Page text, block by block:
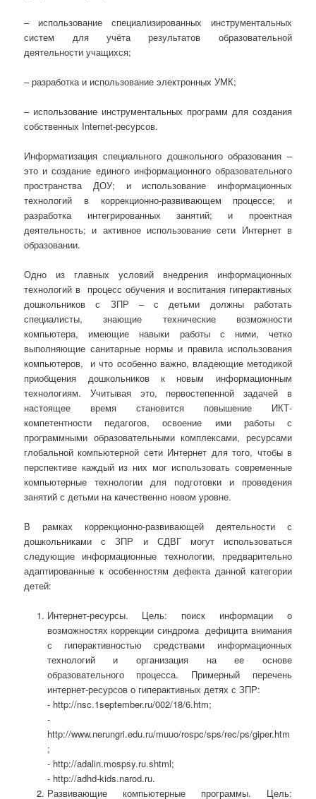
– использование специализированных инструментальных
систем для учёта результатов образовательной
деятельности учащихся;
– разработка и использование электронных УМК;
– использование инструментальных программ для создания
собственных Internet-ресурсов.
Информатизация специального дошкольного образования –
это и создание единого информационного образовательного
пространства ДОУ; и использование информационных
технологий в коррекционно-развивающем процессе; и
разработка интегрированных занятий; и проектная
деятельность; и активное использование сети Интернет в
образовании.
Одно из главных условий внедрения информационных
технологий в процесс обучения и воспитания гиперактивных
дошкольников с ЗПР – с детьми должны работать
специалисты, знающие технические возможности
компьютера, имеющие навыки работы с ними, четко
выполняющие санитарные нормы и правила использования
компьютеров, и что особенно важно, владеющие методикой
приобщения дошкольников к новым информационным
технологиям. Учитывая это, первостепенной задачей в
настоящее время становится повышение ИКТ-
компетентности педагогов, освоение ими работы с
программными образовательными комплексами, ресурсами
глобальной компьютерной сети Интернет для того, чтобы в
перспективе каждый из них мог использовать современные
компьютерные технологии для подготовки и проведения
занятий с детьми на качественно новом уровне.
В рамках коррекционно-развивающей деятельности с
дошкольниками с ЗПР и СДВГ могут использоваться
следующие информационные технологии, предварительно
адаптированные к особенностям дефекта данной категории
детей:
Интернет-ресурсы. Цель: поиск информации о
возможностях коррекции синдрома дефицита внимания
с гиперактивностью средствами информационных
технологий и организация на ее основе
образовательного процесса. Примерный перечень
интернет-ресурсов о гиперактивных детях с ЗПР:
- http://nsc.1september.ru/002/18/6.htm;
-
http://www.nerungri.edu.ru/muuo/rospc/sps/rec/ps/giper.htm
;
- http://adalin.mospsy.ru.shtml;
- http://adhd-kids.narod.ru.
Развивающие компьютерные программы. Цель: